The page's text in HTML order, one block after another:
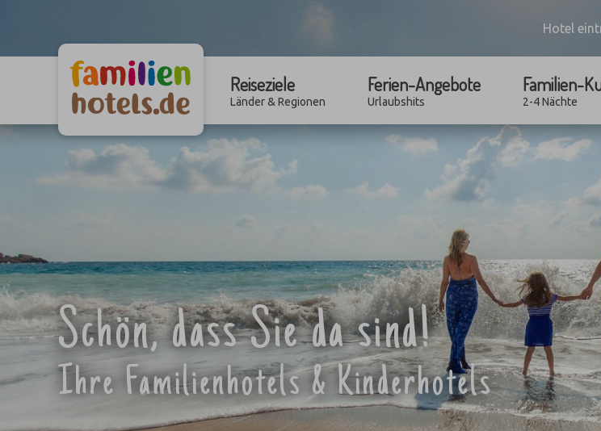
Hotel
Reiseziele
Länder & Regionen
Ferien-Angebote
Urlaubshits
Familien-
2-4 Nächte
Schön, dass Sie da sind!
Ihre Familienhotels & Kinderhotels